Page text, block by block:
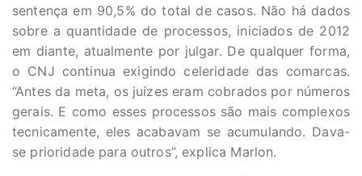
sentença em 90,5% do total de casos. Não há dados
sobre a quantidade de processos, iniciados de 2012
em diante, atualmente por julgar. De qualquer forma,
o CNJ continua exigindo celeridade das comarcas.
“Antes da meta, os juízes eram cobrados por números
gerais. E como esses processos são mais complexos
tecnicamente, eles acabavam se acumulando. Dava-
se prioridade para outros”, explica Marlon.